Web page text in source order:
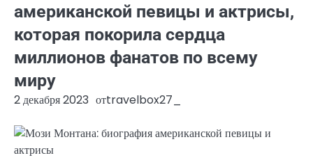
американской певицы и актрисы,
которая покорила сердца
миллионов фанатов по всему
миру
2 декабря 2023 отtravelbox27_